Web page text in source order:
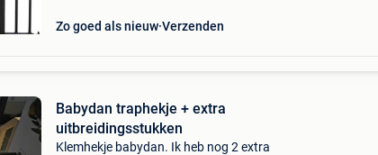
Zo goed als nieuw Verzenden
Babydan traphekje + extra
uitbreidingsstukken
Klemhekje babydan. Ik heb nog 2 extra